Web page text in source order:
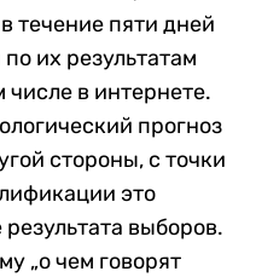
течение пяти дней
их результатам
числе в интернете.
прогноз
стороны, с точки
это
выборов.
„о чем говорят